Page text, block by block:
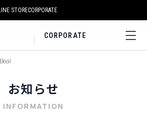
STORECORPORATE
CORPORATE
Beal
お知らせ
INFORMATION